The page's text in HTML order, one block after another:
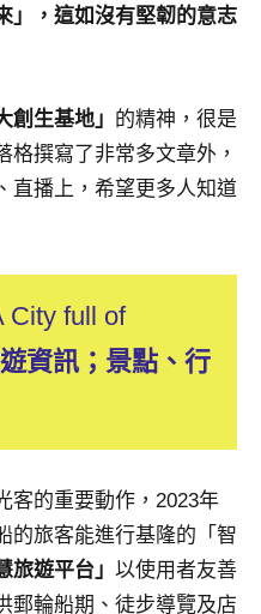
」，這如沒有堅韌的意志
創生基地」 的精神，很是
撰寫了非常多文章外，
直播上，希望更多人知道
City full of
資訊；景點、行
客的重要動作，2023年
的旅客能進行基隆的「智
旅遊平台」 以使用者友善
郵輪船期、徒步導覽及店